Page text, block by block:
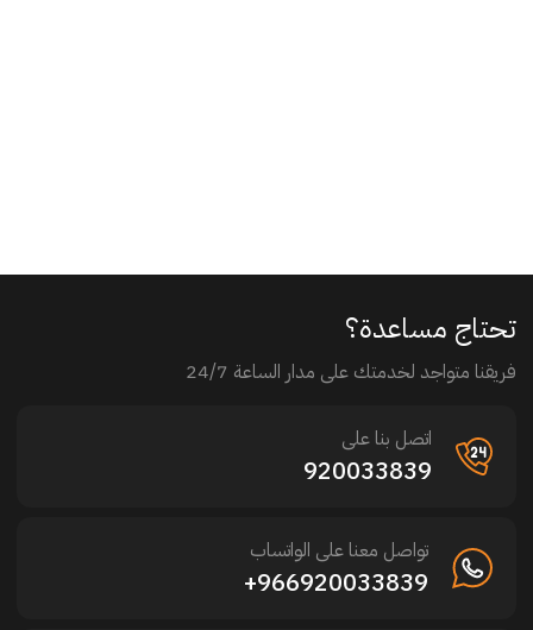
تحتاج مساعدة؟
فريقنا متواجد لخدمتك على مدار الساعة 24/7
اتصل بنا على
920033839
تواصل معنا على الواتساب
966920033839+